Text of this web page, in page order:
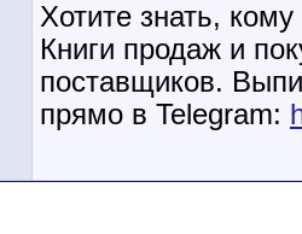
Хотите знать,
Книги продаж и
поставщиков.
прямо в Telegram: